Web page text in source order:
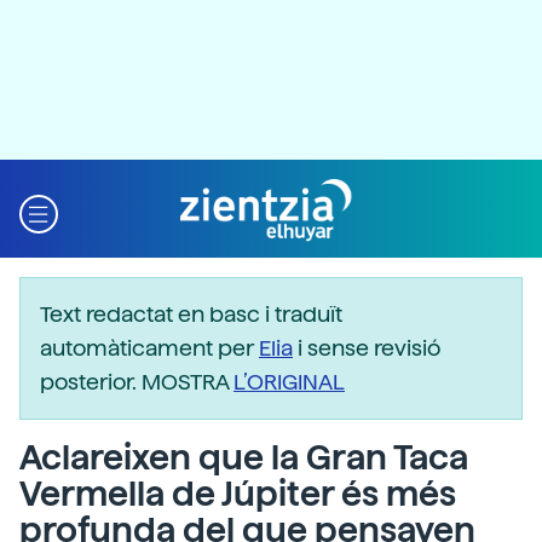
Text redactat en basc i traduït
automàticament perElia i sense revisió
posterior. MOSTRAL’ORIGINAL
Aclareixen que la Gran Taca
Vermella de Júpiter és més
profunda del que pensaven